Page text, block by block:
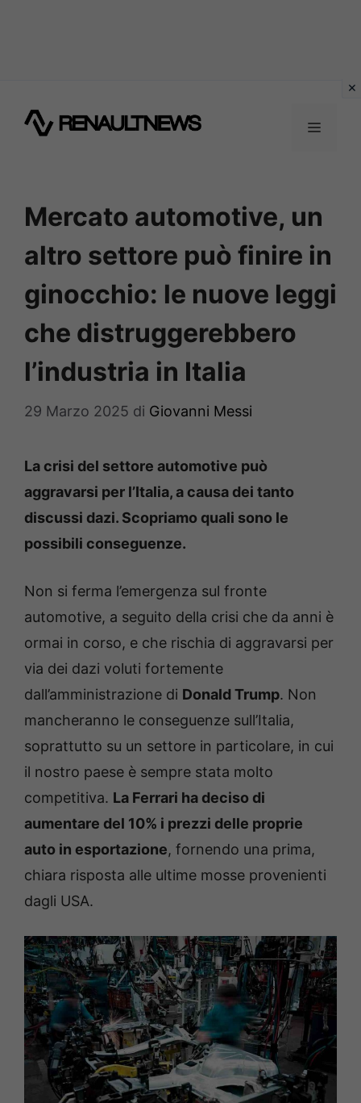
MENU
Mercato automotive, un
altro settore può finire in
ginocchio: le nuove leggi
che distruggerebbero
l’industria in Italia
29 Marzo 2025 di Giovanni Messi
La crisi del settore automotive può
aggravarsi per l’Italia, a causa dei tanto
discussi dazi. Scopriamo quali sono le
possibili conseguenze.
Non si ferma l’emergenza sul fronte
automotive, a seguito della crisi che da anni è
ormai in corso, e che rischia di aggravarsi per
via dei dazi voluti fortemente
dall’amministrazione di Donald Trump. Non
mancheranno le conseguenze sull’Italia,
soprattutto su un settore in particolare, in cui
il nostro paese è sempre stata molto
competitiva. La Ferrari ha deciso di
aumentare del 10% i prezzi delle proprie
auto in esportazione, fornendo una prima,
chiara risposta alle ultime mosse provenienti
dagli USA.